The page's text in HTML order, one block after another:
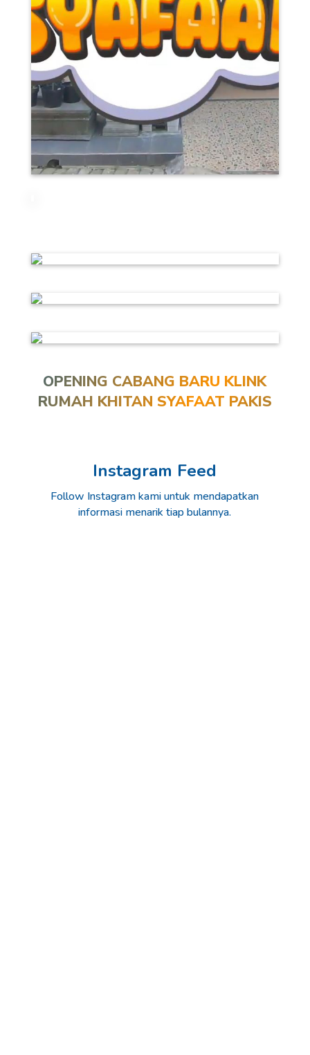
OPENING CABANG BARU KLINK
RUMAH KHITAN SYAFAAT PAKIS
Instagram Feed
Follow Instagram kami untuk mendapatkan
informasi menarik tiap bulannya.